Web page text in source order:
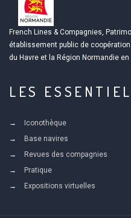
French Lines & Compagnies,
établissement public de
du Havre et la Région Normandie en
LES
Iconothèque
Base navires
Revues des compagnies
Pratique
Expositions virtuelles